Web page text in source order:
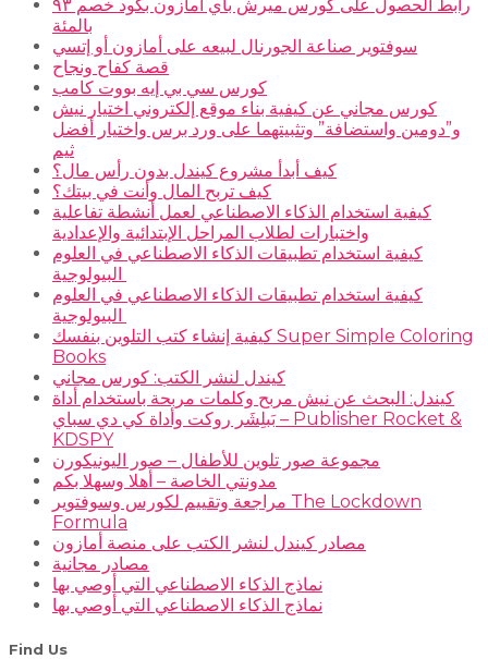
رابط الحصول على كورس ميرش باي امازون بكود خصم ٩٣
بالمئة
سوفتوير صناعة الجورنال لبيعه على أمازون أو إتسي
قصة كفاح ونجاح
كورس سي بي إيه بووت كامب
كورس مجاني عن كيفية بناء موقع إلكتروني اختيار نيش
و”دومين واستضافة” وتثبيتهما على ورد برس واختيار أفضل
ثيم
كيف أبدأ مشروع كيندل بدون رأس مال؟
كيف تربح المال وأنت في بيتك؟
كيفية استخدام الذكاء الاصطناعي لعمل أنشطة تفاعلية
واختبارات لطلاب المراحل الإبتدائية والإعدادية
كيفية استخدام تطبيقات الذكاء الاصطناعي في العلوم
كيفية استخدام تطبيقات الذكاء الاصطناعي في العلوم
كيفية إنشاء كتب التلوين بنفسك Super Simple Coloring
Books
كيندل لنشر الكتب: كورس مجاني
كيندل: البحث عن نيش مربح وكلمات مربحة باستخدام أداة
بَبلِشَر روكت وأداة كي دي سباي – Publisher Rocket &
KDSPY
مجموعة صور تلوين للأطفال – صور اليونيكورن
مدونتي الخاصة – أهلا وسهلا بكم
مراجعة وتقييم لكورس وسوفتوير The Lockdown
Formula
مصادر كيندل لنشر الكتب على منصة أمازون
مصادر مجانية
نماذج الذكاء الاصطناعي التي أوصي بها
نماذج الذكاء الاصطناعي التي أوصي بها
Find Us